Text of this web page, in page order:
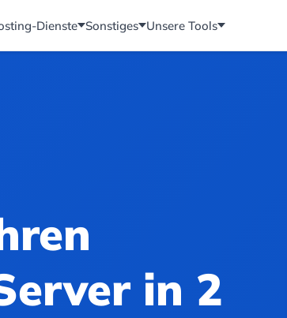
Dienste Sonstiges Unsere Tools
in 2